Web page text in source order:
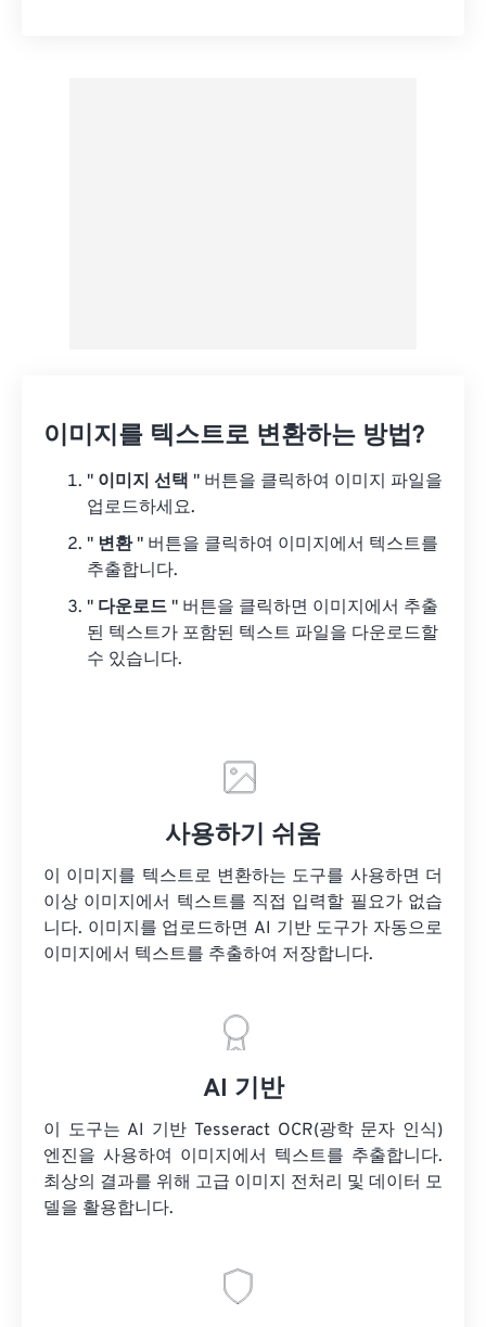
이미지를 텍스트로 변환하는 방법?
" 이미지 선택 " 버튼을 클릭하여 이미지 파일을
업로드하세요.
" 변환" 버튼을 클릭하여 이미지에서 텍스트를
추출합니다.
" 다운로드 " 버튼을 클릭하면 이미지에서 추출
된 텍스트가 포함된 텍스트 파일을 다운로드할
수 있습니다.
사용하기 쉬움
이 이미지를 텍스트로 변환하는 도구를 사용하면 더
이상 이미지에서 텍스트를 직접 입력할 필요가 없습
니다. 이미지를 업로드하면 AI 기반 도구가 자동으로
이미지에서 텍스트를 추출하여 저장합니다.
AI 기반
이 도구는 AI 기반 Tesseract OCR(광학 문자 인식)
엔진을 사용하여 이미지에서 텍스트를 추출합니다.
최상의 결과를 위해 고급 이미지 전처리 및 데이터 모
델을 활용합니다.